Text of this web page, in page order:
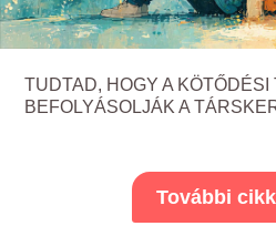
TUDTAD, HOGY A KÖTŐDÉSI
BEFOLYÁSOLJÁK A
További